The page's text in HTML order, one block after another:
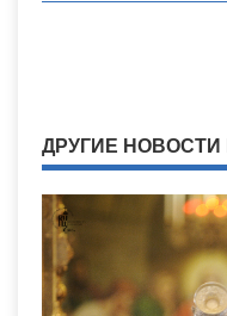
ДРУГИЕ НОВОСТИ